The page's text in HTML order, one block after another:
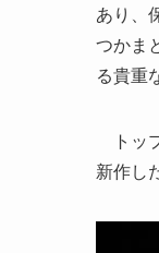
あり、
つかま
る貴重
トッ
新作し